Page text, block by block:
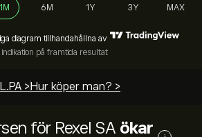
1M 6M 1Y 3Y MAX
diagram tillhandahållna av
på framtida resultat
> Hur köper man? >
för Rexel SA ökar